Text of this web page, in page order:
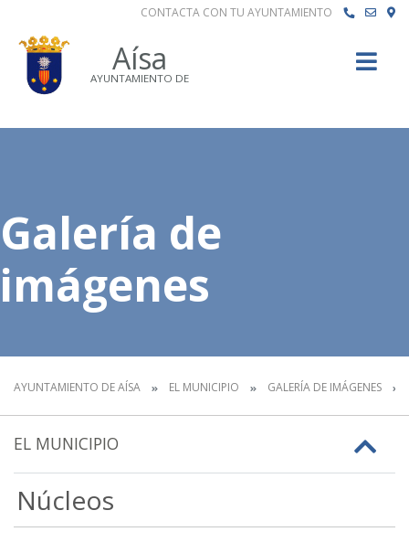
CONTACTA CON TU AYUNTAMIENTO
Aísa
AYUNTAMIENTO DE
Galería de
imágenes
AYUNTAMIENTO DE AÍSA EL MUNICIPIO GALERÍA DE IMÁGENES
EL MUNICIPIO
Núcleos